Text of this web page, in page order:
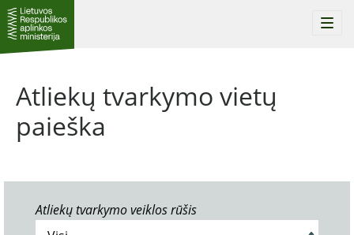
Atliekų tvarkymo vietų
paieška
Atliekų tvarkymo veiklos rūšis